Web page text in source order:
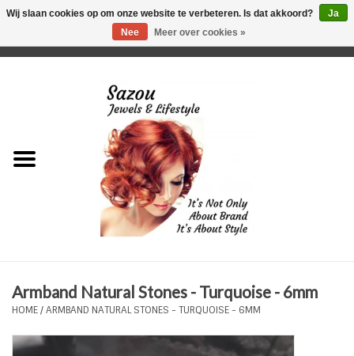
Just for Him
Plus Size Sieraden
Enkelbandjes
Armband Natural Stones - Turquoise - 6mm
HOME/ARMBAND NATURAL STONES - TURQUOISE - 6MM
Wij slaan cookies op om onze website te verbeteren. Is dat akkoord?
Ja
Nee
Meer over cookies »